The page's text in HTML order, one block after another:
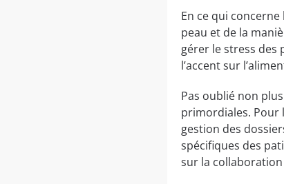
En ce qui
peau et de la
gérer le stress des
l’accent sur
Pas oublié non
primordiales. Pour
gestion des
spécifiques des
sur la